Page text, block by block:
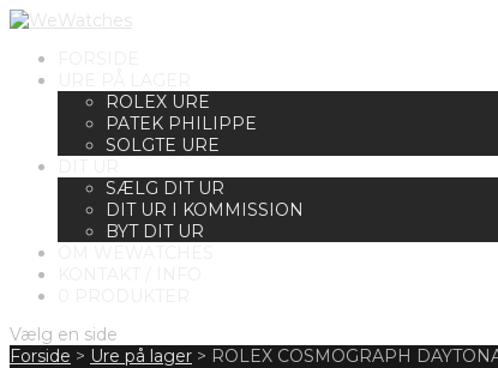
ROLEX URE
PATEK PHILIPPE
SOLGTE URE
SÆLG DIT UR
DIT UR I KOMMISSION
BYT DIT UR
Vælg en side
Forside > Ure på lager > ROLEX COSMOGRAPH